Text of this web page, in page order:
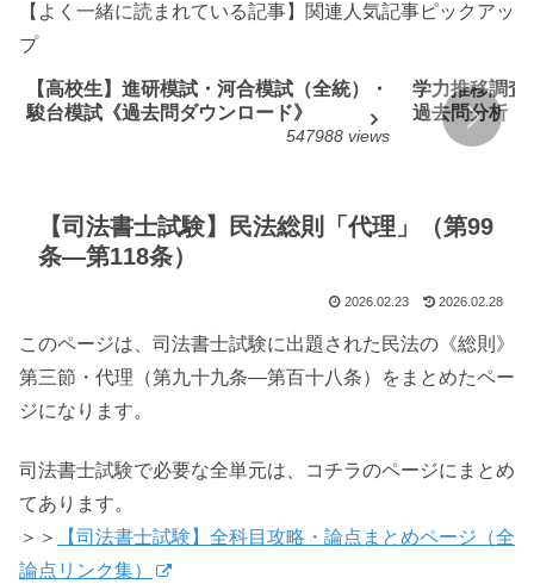
【よく一緒に読まれている記事】関連人気記事ピックアッ
プ
【高校生】進研模試・河合模試（全統）・
駿台模試《過去問ダウンロード》
547988 views
学力推移調査
過去問分析
【司法書士試験】民法総則「代理」（第99
条―第118条）
2026.02.23 2026.02.28
このページは、司法書士試験に出題された民法の《総則》
第三節・代理（第九十九条―第百十八条）をまとめたペー
ジになります。
司法書士試験で必要な全単元は、コチラのページにまとめ
てあります。
＞＞
【司法書士試験】全科目攻略・論点まとめページ（全
論点リンク集）